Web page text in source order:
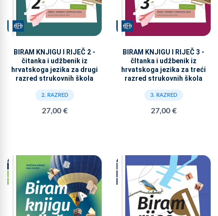
BIRAM KNJIGU I RIJEČ 2 -
čitanka i udžbenik iz
hrvatskoga jezika za drugi
razred strukovnih škola
2. RAZRED
27,00 €
BIRAM KNJIGU I RIJEČ 3 -
čItanka i udžbenik iz
hrvatskoga jezika za treći
razred strukovnih škola
3. RAZRED
27,00 €